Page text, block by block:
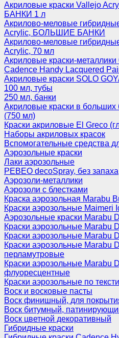
Акриловые краски Vallejo
БАНКИ 1 л
Акрилово-меловые
Acrylic, БОЛЬШИЕ БАНКИ
Акрилово-меловые
Acrylic, 70 мл
Акриловые краски-
Cadence Handy Lacquered
Акриловые краски SOLO
100 мл, тубы
250 мл, банки
Акриловые краски в больших
(750 мл)
Краски акриловые El Greco
Наборы акриловых красок
Вспомогательные средства
Аэрозольные краски
Лаки аэрозольные
PEBEO decoSpray, без запаха
Аэрозоли-металлики
Аэрозоли с блестками
Краска аэрозольная Marabu
Краски аэрозольные Maimeri
Аэрозольные краски Marabu
Краски аэрозольные Marabu
Краски аэрозольные Marabu
Краски аэрозольные Marabu
перламутровые
Краски аэрозольные Marabu
флуоресцентные
Краски аэрозольные по
Воск и восковые пасты
Воск финишный, для
Воск битумный,
Воск цветной декоративный
Гибридные краски